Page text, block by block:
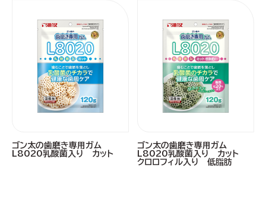
ゴン太の歯磨き専用ガム
L8020乳酸菌入り カット
ゴン太の歯磨き専用ガム
L8020乳酸菌入り カット
クロロフィル入り 低脂肪